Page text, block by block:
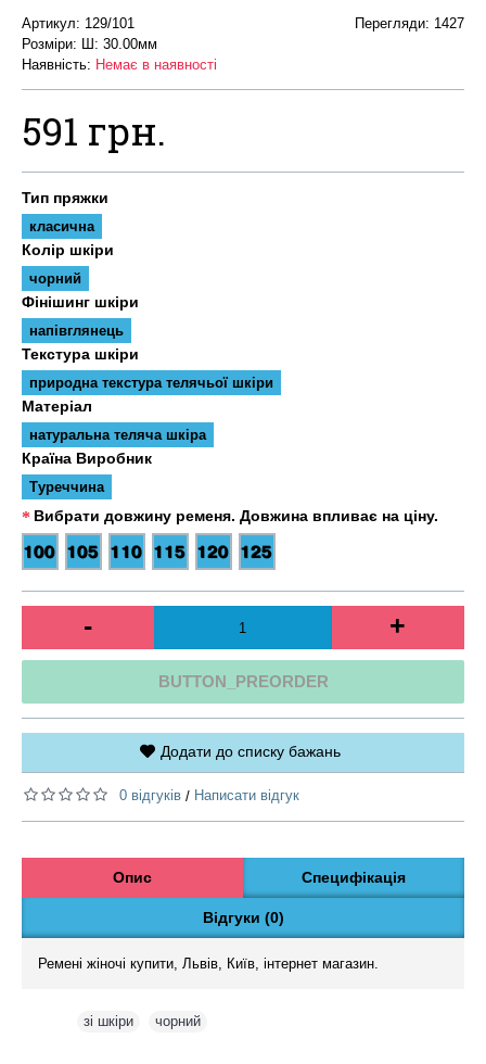
Перегляди: 1427
Артикул: 129/101
Розміри: Ш: 30.00мм
Наявність: Немає в наявності
591 грн.
Тип пряжки
класична
Колір шкіри
чорний
Фінішинг шкіри
напівглянець
Текстура шкіри
природна текстура телячьої шкіри
Матеріал
натуральна теляча шкіра
Країна Виробник
Туреччина
Вибрати довжину ременя. Довжина впливає на ціну.
- +
BUTTON_PREORDER
Додати до списку бажань
0 відгуків / Написати відгук
Опис Специфікація
Відгуки (0)
Ремені жіночі купити, Львів, Київ, інтернет магазин.
зі шкіри чорний